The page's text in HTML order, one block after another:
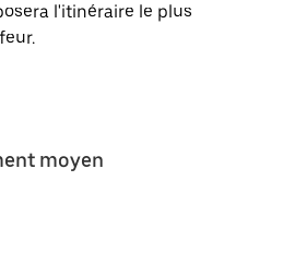
l'itinéraire le plus
moyen